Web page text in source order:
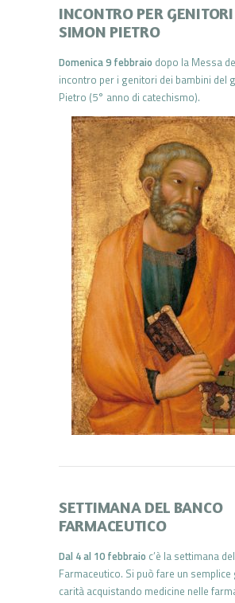
INCONTRO PER
SIMON PIETRO
Domenica 9 febbraio dopo la Messa
incontro per i genitori dei bambini del
Pietro (5° anno di catechismo).
SETTIMANA DEL BANCO
FARMACEUTICO
Dal 4 al 10 febbraio c’è la settimana
Farmaceutico. Si può fare un
carità acquistando medicine nelle